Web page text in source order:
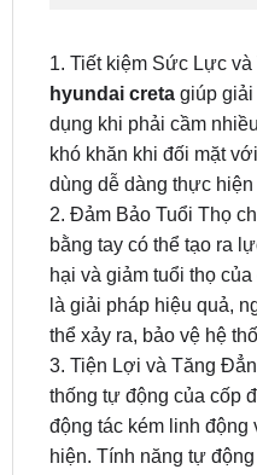
1. Tiết kiệm Sức Lực
hyundai cretagiúp giải
dụng khi phải cầm
khó khăn khi đối mặt
dùng dễ dàng thực
2. Đảm Bảo Tuổi Thọ
bằng tay có thể tạo ra
hại và giảm tuổi thọ
là giải pháp hiệu quả,
thể xảy ra, bảo vệ hệ
3. Tiện Lợi và Tăng
thống tự động của cốp
động tác kém linh
hiện. Tính năng tự